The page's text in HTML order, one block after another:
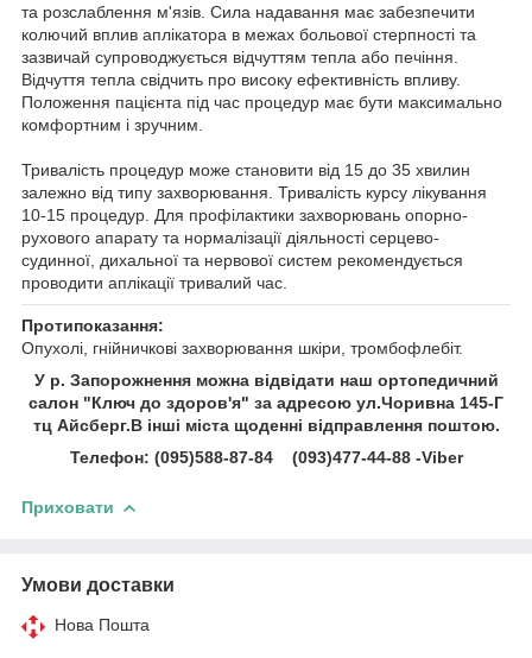
та розслаблення м'язів. Сила надавання має забезпечити
колючий вплив аплікатора в межах больової стерпності та
зазвичай супроводжується відчуттям тепла або печіння.
Відчуття тепла свідчить про високу ефективність впливу.
Положення пацієнта під час процедур має бути максимально
комфортним і зручним.
Тривалість процедур може становити від 15 до 35 хвилин
залежно від типу захворювання. Тривалість курсу лікування
10-15 процедур. Для профілактики захворювань опорно-
рухового апарату та нормалізації діяльності серцево-
судинної, дихальної та нервової систем рекомендується
проводити аплікації тривалий час.
Протипоказання:
Опухолі, гнійничкові захворювання шкіри, тромбофлебіт.
У р. Запорожнення можна відвідати наш ортопедичний
салон "Ключ до здоров'я" за адресою ул.Чоривна 145-Г
тц Айсберг.В інші міста щоденні відправлення поштою.
Телефон: (095)588-87-84 (093)477-44-88 -Viber
Приховати
Умови доставки
Нова Пошта